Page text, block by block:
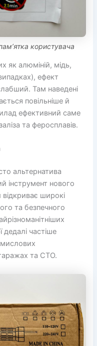
користувача
як алюміній, мідь,
ефект
Там наведені
повільніше й
ефективний саме
та феросплавів.
альтернатива
інструмент нового
широкі
та безпечного
частіше
та СТО.